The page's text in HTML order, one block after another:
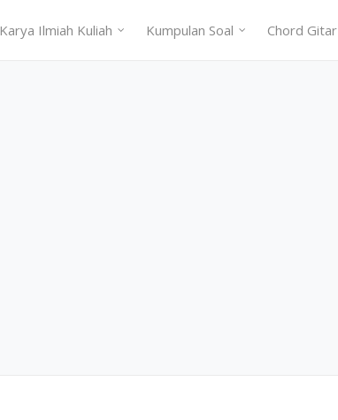
Karya Ilmiah Kuliah Kumpulan Soal Chord Gitar